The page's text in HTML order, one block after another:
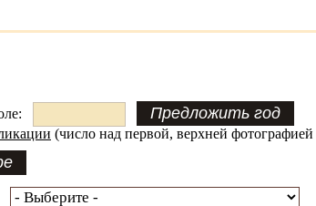
(число над первой, верхней